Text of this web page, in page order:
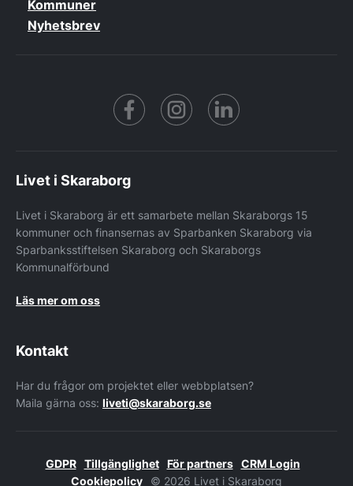
Kommuner
Nyhetsbrev
Facebook https://
Livet i Skaraborg
Livet i Skaraborg är ett samarbete mellan Skaraborgs 15
kommuner och finansernas av Sparbanken Skaraborg via
Sparbanksstiftelsen Skaraborg och Skaraborgs
Kommunalförbund
Läs mer om oss
Kontakt
Har du frågor om projektet eller webbplatsen?
Maila gärna oss: liveti@skaraborg.se
GDPR Tillgänglighet För partners
CRM Login
Cookiepolicy
© 2026 Livet i Skaraborg